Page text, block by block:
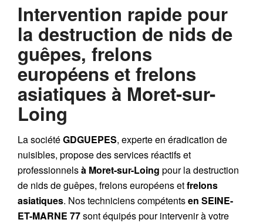
Intervention rapide pour
la destruction de nids de
guêpes, frelons
européens et frelons
asiatiques à Moret-sur-
Loing
La sociétéGDGUEPES, experte en éradication de
nuisibles, propose des services réactifs et
professionnelsà Moret-sur-Loing pour la destruction
de nids de guêpes, frelons européensetfrelons
asiatiques. Nos techniciens compétentsen SEINE-
ET-MARNE 77sont équipés pour intervenir à votre